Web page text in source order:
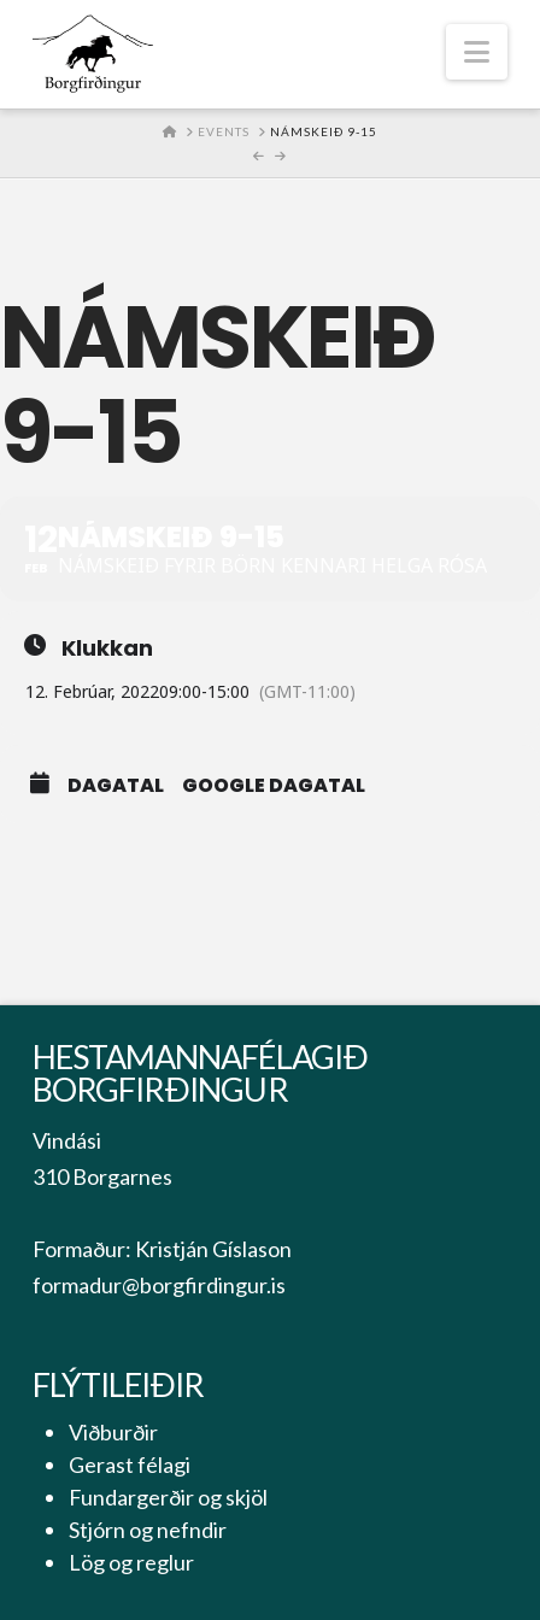
HOMEEVENTS NÁMSKEIÐ 9-15
NÁMSKEIÐ
9-15
Klukkan
12. Febrúar, 202209:00-15:00 (GMT-11:00)
DAGATAL GOOGLE DAGATAL
HESTAMANNAFÉLAGIÐ
BORGFIRÐINGUR
Vindási
310 Borgarnes
Formaður: Kristján Gíslason
formadur@borgfirdingur.is
FLÝTILEIÐIR
Viðburðir
Gerast félagi
Fundargerðir og skjöl
Stjórn og nefndir
Lög og reglur